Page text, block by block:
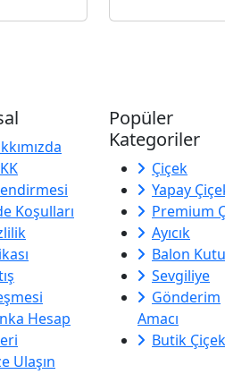
Koşulları
Hesap
Ulaşın
Popüler
Kategoriler
Çiçek
Yapay
Premium
Ayıcık
Balon
Sevgiliye
Gönderim
Amacı
Butik